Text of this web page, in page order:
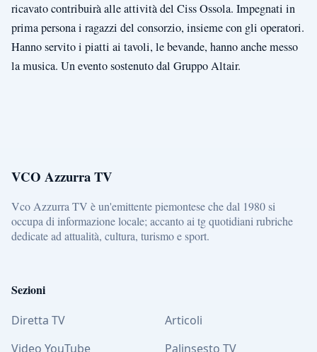
ricavato contribuirà alle attività del Ciss Ossola. Impegnati in
prima persona i ragazzi del consorzio, insieme con gli operatori.
Hanno servito i piatti ai tavoli, le bevande, hanno anche messo
la musica. Un evento sostenuto dal Gruppo Altair.
VCO Azzurra TV
Vco Azzurra TV è un'emittente piemontese che dal 1980 si
occupa di informazione locale; accanto ai tg quotidiani rubriche
dedicate ad attualità, cultura, turismo e sport.
Sezioni
Diretta TV
Articoli
Video YouTube
Palinsesto TV